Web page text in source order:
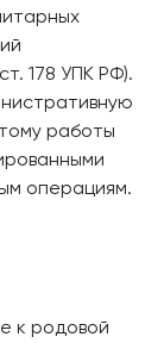
178 УПК РФ).
работы
операциям.
к родовой